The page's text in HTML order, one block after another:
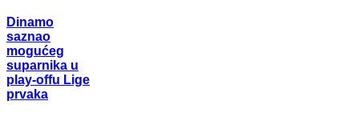
Dinamo
saznao
mogućeg
suparnika u
play-offu Lige
prvaka